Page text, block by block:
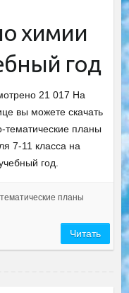
химии
год
21 017 На
вы можете скачать
тематические планы
7-11 класса на
год.
планы
Читать